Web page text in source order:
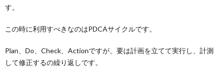
す。
この時に利用すべきなのはPDCAサイクルです。
Plan、Do、Check、Actionですが、要は計画を立てて実行し、計測
して修正するの繰り返しです。